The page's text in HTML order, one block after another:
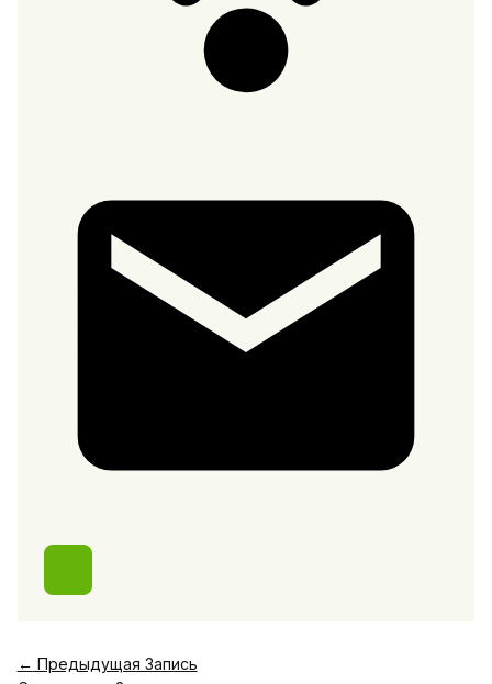
← Предыдущая Запись